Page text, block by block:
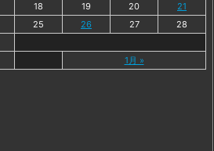
1月 »
18 19 20
21
25 26 27
28